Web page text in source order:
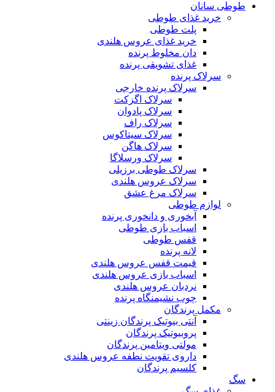
طوطی سانان
خرید غذای طوطی
پلت طوطی
خرید غذای عروس هلندی
دان مخلوط پرنده
غذای تشویقی پرنده
سرلاک پرنده
سرلاک پرنده خارجی
سرلاک اگزکت
سرلاک پادوان
سرلاک راف
سرلاک سیتاکوس
سرلاک هاگن
سرلاک ورسلاگا
سرلاک طوطی برزیلی
سرلاک عروس هلندی
سرلاک مرغ عشق
لوازم طوطی
آبخوری و دانخوری پرنده
اسباب بازی طوطی
قفس طوطی
لانه پرنده
قیمت قفس عروس هلندی
اسباب بازی عروس هلندی
نردبان عروس هلندی
چوب نشیمنگاه پرنده
مکمل پرندگان
آنتی بیوتیک پرندگان زینتی
پروبیوتیک پرندگان
مولتی ویتامین پرندگان
داروی تقویت نطفه عروس هلندی
کلسیم پرندگان
سگ